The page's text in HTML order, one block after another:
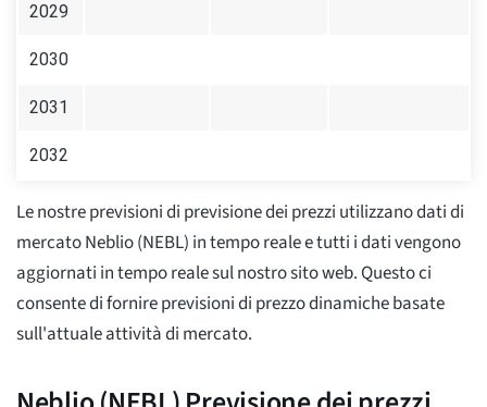
2029
2030
2031
2032
Le nostre previsioni di previsione dei prezzi utilizzano dati di
mercato Neblio (NEBL) in tempo reale e tutti i dati vengono
aggiornati in tempo reale sul nostro sito web. Questo ci
consente di fornire previsioni di prezzo dinamiche basate
sull'attuale attività di mercato.